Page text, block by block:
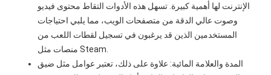
الإنترنت لها أهمية كبيرة. تسهل هذه الأدوات التقاط محتوى فيديو
وصوت عالي الدقة من متصفحات الويب، مما يلبي احتياجات
المستخدمين الذين قد يرغبون في تسجيل لقطات اللعب من
منصات مثل Steam.
المدة والعلامة المائية: علاوة على ذلك، تعتبر عوامل مثل ضيق